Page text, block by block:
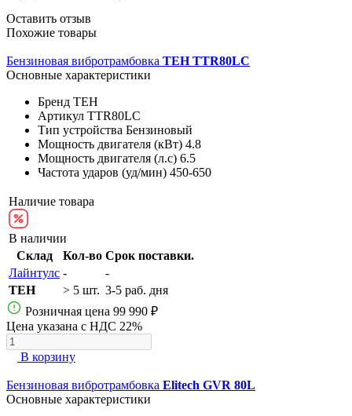
Оставить отзыв
Похожие товары
Бензиновая вибротрамбовка TEH TTR80LС
Основные характеристики
Бренд TEH
Артикул TTR80LС
Тип устройства Бензиновый
Мощность двигателя (кВт) 4.8
Мощность двигателя (л.с) 6.5
Частота ударов (уд/мин) 450-650
Наличие товара
В наличии
Склад
Кол-во Срок поставки.
Лайнтулс -
-
TEH
> 5 шт. 3-5 раб. дня
Розничная цена 99 990 ₽
Цена указана с НДС 22%
В корзину
Бензиновая вибротрамбовка Elitech GVR 80L
Основные характеристики